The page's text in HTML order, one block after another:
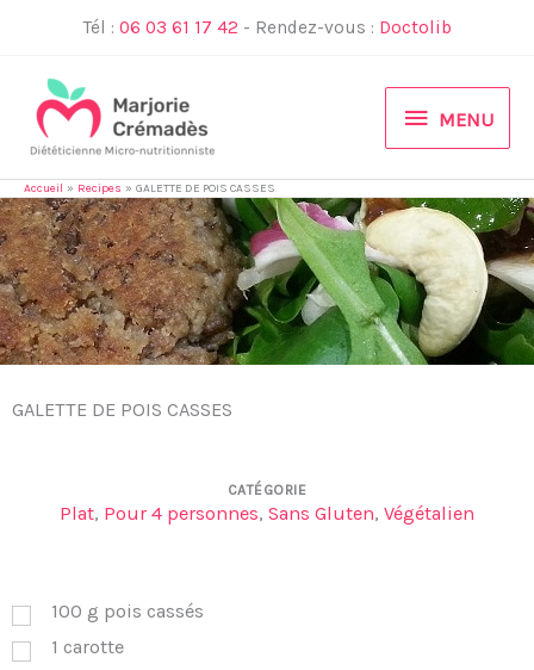
Tél : 06 03 61 17 42 - Rendez-vous : Doctolib
MENU
MENU
Accueil Recipes GALETTE DE POIS CASSES
GALETTE DE POIS CASSES
CATÉGORIE
Plat, Pour 4 personnes, Sans Gluten, Végétalien
100 g pois cassés
1 carotte